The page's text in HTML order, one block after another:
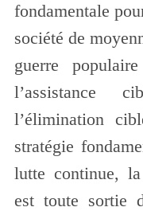
fondamentale
société de
guerre
l’assistance
l’élimination
stratégie
lutte continue,
est toute sortie